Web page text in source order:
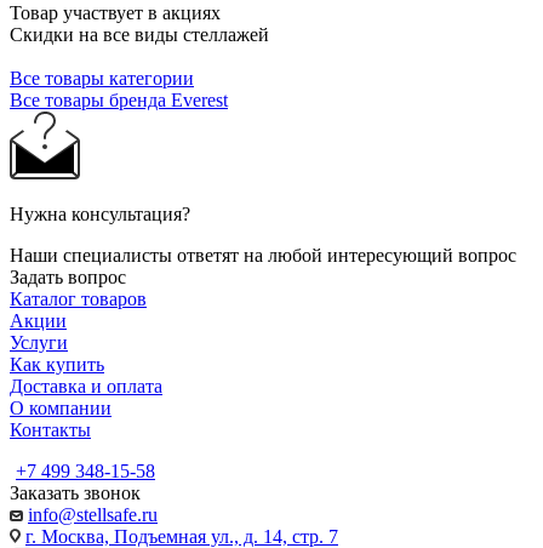
Товар участвует в акциях
Скидки на все виды стеллажей
Все товары категории
Все товары бренда Everest
Нужна консультация?
Наши специалисты ответят на любой интересующий вопрос
Задать вопрос
Каталог товаров
Акции
Услуги
Как купить
Доставка и оплата
О компании
Контакты
+7 499 348-15-58
Заказать звонок
info@stellsafe.ru
г. Москва, Подъемная ул., д. 14, стр. 7